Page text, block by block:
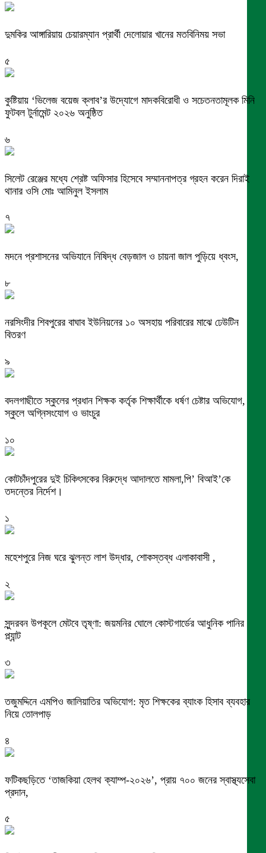
দুমকির আঙ্গারিয়ায় চেয়ারম্যান প্রার্থী দেলোয়ার খানের মতবিনিময় সভা
৫
কুষ্টিয়ায় ‘ভিলেজ বয়েজ ক্লাব’র উদ্যোগে মাদকবিরোধী ও সচেতনতামূলক মিনি
ফুটবল টুর্নামেন্ট ২০২৬ অনুষ্ঠিত
৬
সিলেট রেঞ্জের মধ্যে শ্রেষ্ট অফিসার হিসেবে সম্মাননাপত্র গ্রহন করেন দিরাই
থানার ওসি মোঃ আমিনুল ইসলাম
৭
মদনে প্রশাসনের অভিযানে নিষিদ্ধ বেড়জাল ও চায়না জাল পুড়িয়ে ধ্বংস,
৮
নরসিংদীর শিবপুরের বাঘাব ইউনিয়নের ১০ অসহায় পরিবারের মাঝে ঢেউটিন
বিতরণ
৯
বদলগাছীতে স্কুলের প্রধান শিক্ষক কর্তৃক শিক্ষার্থীকে ধর্ষণ চেষ্টার অভিযোগ,
স্কুলে অগ্নিসংযোগ ও ভাংচুর
১০
কোটচাঁদপুরের দুই চিকিৎসকের বিরুদ্ধে আদালতে মামলা,পি’ বিআই’কে
তদন্তের নির্দেশ।
১
মহেশপুরে নিজ ঘরে ঝুলন্ত লাশ উদ্ধার, শোকস্তব্ধ এলাকাবাসী ,
২
সুন্দরবন উপকূলে মেটবে তৃষ্ণা: জয়মনির ঘোলে কোস্টগার্ডের আধুনিক পানির
প্ল্যান্ট
৩
তজুমদ্দিনে এমপিও জালিয়াতির অভিযোগ: মৃত শিক্ষকের ব্যাংক হিসাব ব্যবহার
নিয়ে তোলপাড়
৪
ফটিকছড়িতে ‘তাজকিয়া হেলথ ক্যাম্প-২০২৬’, প্রায় ৭০০ জনের স্বাস্থ্যসেবা
প্রদান,
৫